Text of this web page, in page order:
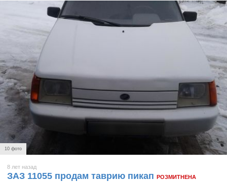
10 фото
8 лет назад
ЗАЗ 11055 продам таврию пикап РОЗМИТНЕНА